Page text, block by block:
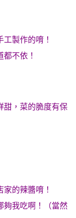
製作的唷！
不依！
甜，菜的脆度有保
的辣醬唷！
夠我吃啊！（當然